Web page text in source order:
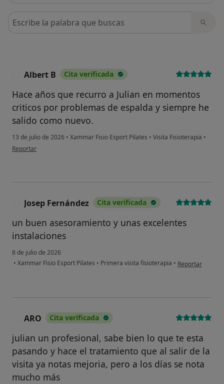
Busca en opiniones
Albert B Cita verificada
Hace años que recurro a Julian en momentos
criticos por problemas de espalda y siempre he
salido como nuevo.
13 de julio de 2026 • Xammar Fisio Esport Pilates • Visita Fisioterapia •
en opinión del usuario Albert B
Reportar
Josep Fernández Cita verificada
un buen asesoramiento y unas excelentes
instalaciones
8 de julio de 2026
• Xammar Fisio Esport Pilates • Primera visita fisioterapia • en opinión del
Reportar
ARO Cita verificada
julian un profesional, sabe bien lo que te esta
pasando y hace el tratamiento que al salir de la
visita ya notas mejoria, pero a los días se nota
mucho más